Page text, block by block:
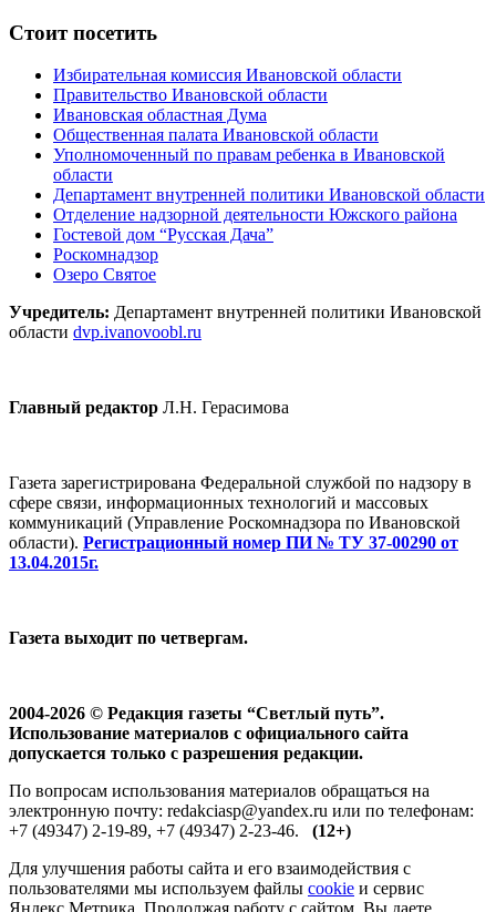
Стоит посетить
Избирательная комиссия Ивановской области
Правительство Ивановской области
Ивановская областная Дума
Общественная палата Ивановской области
Уполномоченный по правам ребенка в Ивановской
области
Департамент внутренней политики Ивановской области
Отделение надзорной деятельности Южского района
Гостевой дом “Русская Дача”
Роскомнадзор
Озеро Святое
Учредитель: Департамент внутренней политики Ивановской
области dvp.ivanovoobl.ru
Главный редактор Л.Н. Герасимова
Газета зарегистрирована Федеральной службой по надзору в
сфере связи, информационных технологий и массовых
коммуникаций (Управление Роскомнадзора по Ивановской
области). Регистрационный номер ПИ № ТУ 37-00290 от
13.04.2015г.
Газета выходит по четвергам.
2004-2026 © Редакция газеты “Светлый путь”.
Использование материалов с официального сайта
допускается только с разрешения редакции.
По вопросам использования материалов обращаться на
электронную почту: redakciasp@yandex.ru или по телефонам:
+7 (49347) 2-19-89, +7 (49347) 2-23-46. (12+)
Для улучшения работы сайта и его взаимодействия с
пользователями мы используем файлы cookie и сервис